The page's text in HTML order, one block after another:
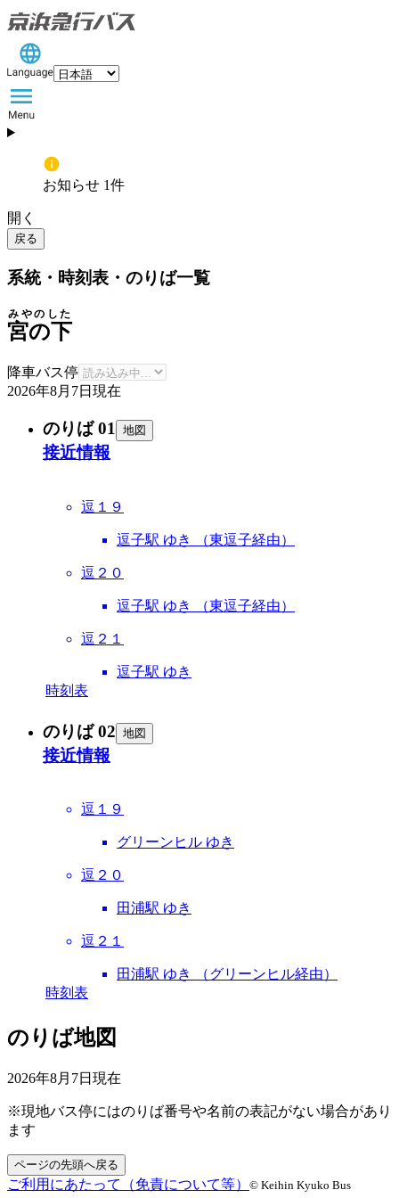
お知らせ 1件
開く
戻る
系統・時刻表・のりば一覧
宮の下
みやのした
降車バス停
2026年8月7日 現在
のりば 01 地図
接近情報
逗１９
逗子駅 ゆき （東逗子経由）
逗２０
逗子駅 ゆき （東逗子経由）
逗２１
逗子駅 ゆき
時刻表
のりば 02 地図
接近情報
逗１９
グリーンヒル ゆき
逗２０
田浦駅 ゆき
逗２１
田浦駅 ゆき （グリーンヒル経由）
時刻表
のりば地図
2026年8月7日 現在
※現地バス停にはのりば番号や名前の表記がない場合があり
ます
ページの先頭へ戻る
ご利用にあたって（免責について等） © Keihin Kyuko Bus